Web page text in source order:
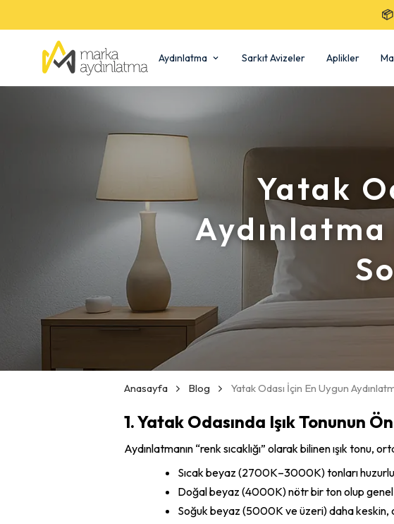
Aydınlatma Sarkıt Avizeler Aplikler
Yatak
Aydınlatma
Anasayfa Blog Yatak Odası İçin En Uygun
1. Yatak Odasında Işık Tonunun
Aydınlatmanın “renk sıcaklığı” olarak bilinen ışık
Sıcak beyaz (2700K–3000K) tonları
Doğal beyaz (4000K) nötr bir ton olup genel
Soğuk beyaz (5000K ve üzeri) daha keskin,